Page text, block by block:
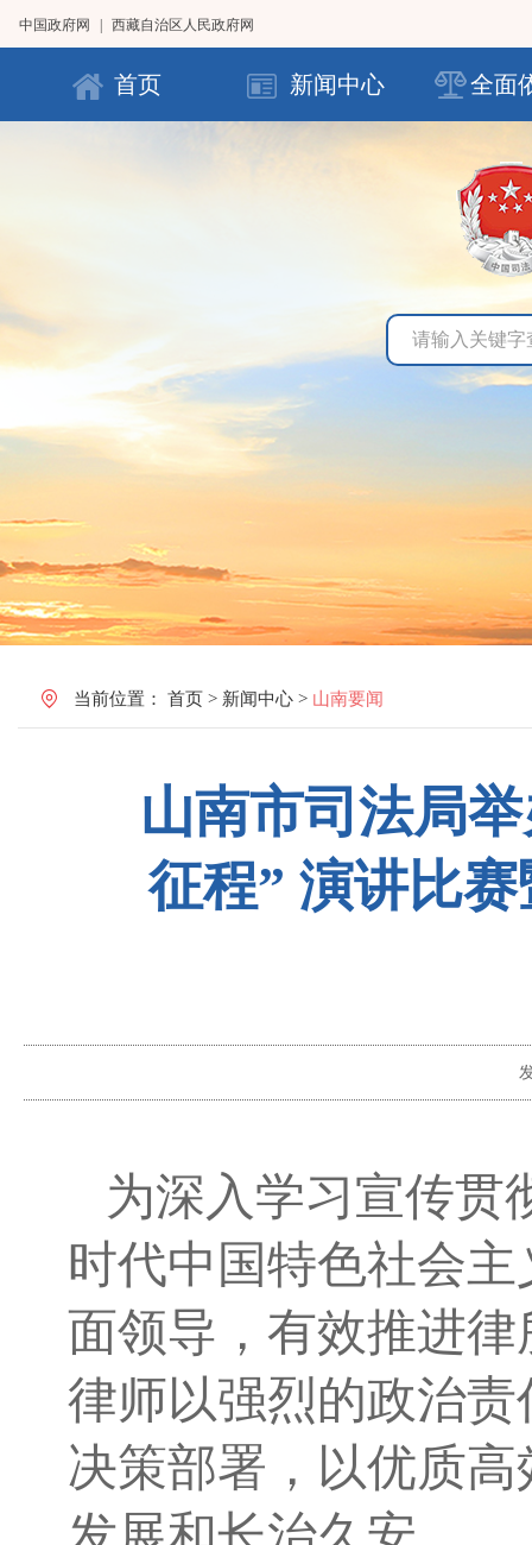
中国政府网 西藏自治区人民政府网
首页 新闻中心 全面
当前位置： 首页 > 新闻中心 > 山南要闻
山南市司法局
征程” 演讲比
为深入学习宣传贯
时代中国特色社会
面领导，有效推进
律师以强烈的政治
决策部署，以优质